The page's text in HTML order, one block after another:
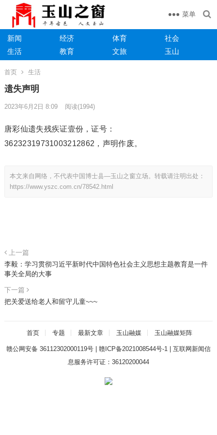
菜单
新闻 经济 体育
社会
生活
教育 文旅 玉山
首页 生活
遗失声明
2023年6月2日 8:09 阅读(1994)
唐彩仙遗失残疾证壹份，证号：
36232319731003212862，声明作废。
本文来自网络，不代表中国博士县—玉山之窗立场。转载请注明出处：
https://www.yszc.com.cn/78542.html
上一篇
李毅：学习贯彻习近平新时代中国特色社会主义思想主题教育是一件
事关全局的大事
下一篇
把关爱送给老人和留守儿童~~~
首页 专题 最新文章 玉山融媒 玉山融媒矩阵
赣公网安备 36112302000119号| 赣ICP备2021008544号-1| 互联网新闻信
息服务许可证：36120200044